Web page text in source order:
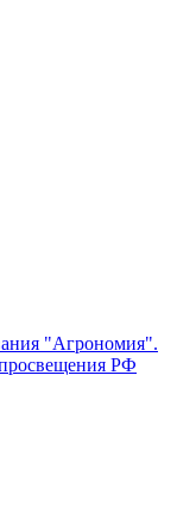
"Агрономия".
РФ